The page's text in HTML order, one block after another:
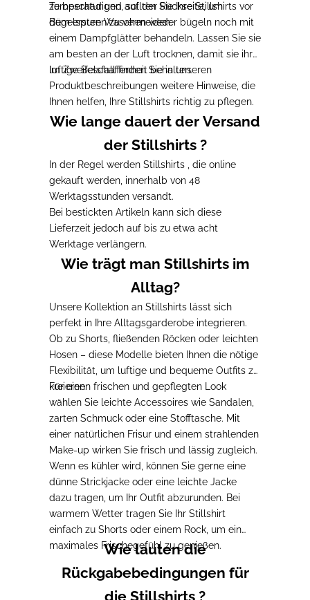
Temperatur und auf der Rückseite, um
Bügelspuren zu vermeiden.
zu beschädigen, sollten Sie Ihre Stillshirts vor
dem ersten Waschen weder bügeln noch mit
einem Dampfglätter behandeln. Lassen Sie sie
am besten an der Luft trocknen, damit sie ihre
luftige Beschaffenheit behalten.
Im Zweifelsfall finden Sie in unseren
Produktbeschreibungen weitere Hinweise, die
Ihnen helfen, Ihre Stillshirts richtig zu pflegen.
Wie lange dauert der Versand
der Stillshirts ?
In der Regel werden Stillshirts , die online
gekauft werden, innerhalb von 48
Werktagsstunden versandt.
Bei bestickten Artikeln kann sich diese
Lieferzeit jedoch auf bis zu etwa acht
Werktage verlängern.
Wie trägt man Stillshirts im
Alltag?
Unsere Kollektion an Stillshirts lässt sich
perfekt in Ihre Alltagsgarderobe integrieren.
Ob zu Shorts, fließenden Röcken oder leichten
Hosen – diese Modelle bieten Ihnen die nötige
Flexibilität, um luftige und bequeme Outfits zu
kreieren.
Für einen frischen und gepflegten Look
wählen Sie leichte Accessoires wie Sandalen,
zarten Schmuck oder eine Stofftasche. Mit
einer natürlichen Frisur und einem strahlenden
Make-up wirken Sie frisch und lässig zugleich.
Wenn es kühler wird, können Sie gerne eine
dünne Strickjacke oder eine leichte Jacke
dazu tragen, um Ihr Outfit abzurunden. Bei
warmem Wetter tragen Sie Ihr Stillshirt
einfach zu Shorts oder einem Rock, um ein
maximales Frischegefühl zu genießen.
Wie lauten die
Rückgabebedingungen für
die Stillshirts ?